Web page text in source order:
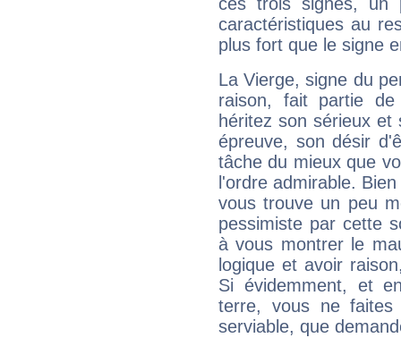
caractéristiques au
plus fort que le signe
La Vierge, signe du
raison, fait partie
héritez son sérieux
épreuve, son désir
tâche du mieux que
l'ordre admirable.
vous trouve un peu
pessimiste par cette
à vous montrer le
logique et avoir
Si évidemment, et
terre, vous ne
serviable, que